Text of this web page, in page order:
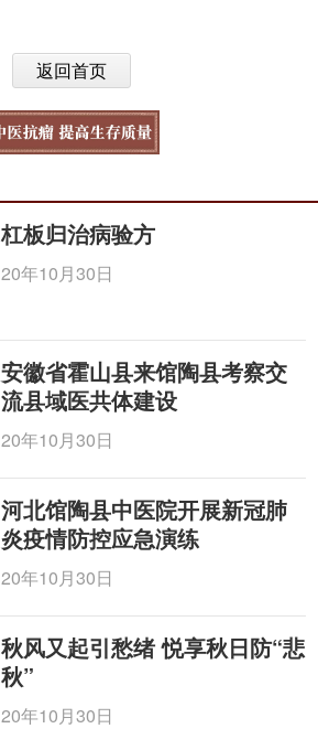
返回首页
杠板归治病验方
20年10月30日
安徽省霍山县来馆陶县考察交
流县域医共体建设
20年10月30日
河北馆陶县中医院开展新冠肺
炎疫情防控应急演练
20年10月30日
秋风又起引愁绪 悦享秋日防“悲
秋”
20年10月30日